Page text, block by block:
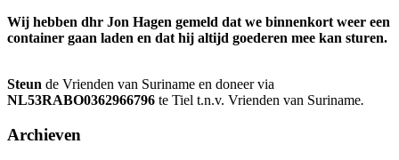
Wij hebben dhr Jon Hagen gemeld dat we binnenkort weer een
container gaan laden en dat hij altijd goederen mee kan sturen.
Steun de Vrienden van Suriname en doneer via
NL53RABO0362966796 te Tiel t.n.v. Vrienden van Suriname.
Archieven